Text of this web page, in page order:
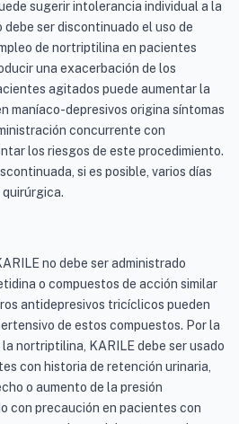
sugerir intolerancia individual a la
ser discontinuado el uso de
de nortriptilina en pacientes
una exacerbación de los
agitados puede aumentar la
maníaco-depresivos origina síntomas
concurrente con
los riesgos de este procedimiento.
si es posible, varios días
no debe ser administrado
o compuestos de acción similar
antidepresivos tricíclicos pueden
de estos compuestos. Por la
nortriptilina, KARILE debe ser usado
con historia de retención urinaria,
o aumento de la presión
con precaución en pacientes con